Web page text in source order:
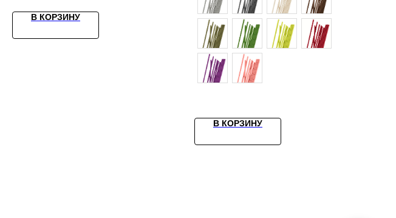
В КОРЗИНУ
В КОРЗИНУ